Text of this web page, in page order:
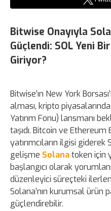
Bitwise Onayıyla
Güçlendi: SOL Yeni
Giriyor?
Bitwise’ın New York
alması, kripto
Yatırım Fonu) lansmanı
taşıdı. Bitcoin ve Ethereum
yatırımcıların ilgisi
gelişme Solanatoken için
başlangıcı olarak
düzenleyici süreçteki
Solana’nın kurumsal ürün
güçlendirebilir.